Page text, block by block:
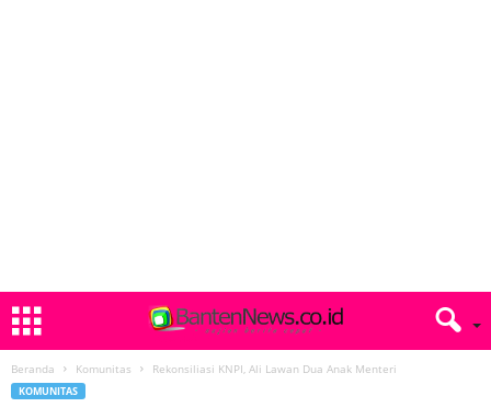
Beranda Komunitas Rekonsiliasi KNPI, Ali Lawan Dua Anak Menteri
KOMUNITAS